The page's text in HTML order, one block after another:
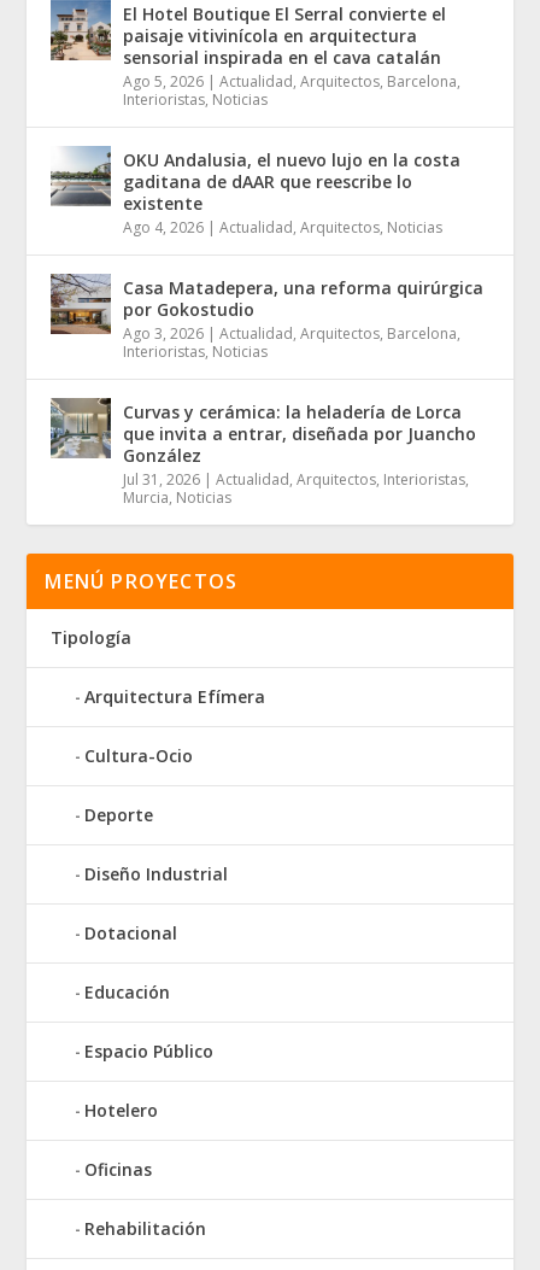
El Hotel Boutique El Serral convierte el
paisaje vitivinícola en arquitectura
sensorial inspirada en el cava catalán
Ago 5, 2026 |Actualidad,Arquitectos, Barcelona,
Interioristas, Noticias
OKU Andalusia, el nuevo lujo en la costa
gaditana de dAAR que reescribe lo
existente
Ago 4, 2026 |Actualidad,Arquitectos, Noticias
Casa Matadepera, una reforma quirúrgica
por Gokostudio
Ago 3, 2026 |Actualidad,Arquitectos, Barcelona,
Interioristas, Noticias
Curvas y cerámica: la heladería de Lorca
que invita a entrar, diseñada por Juancho
González
Jul 31, 2026 |Actualidad,Arquitectos, Interioristas,
Murcia, Noticias
MENÚ PROYECTOS
Tipología
Arquitectura Efímera
Cultura-Ocio
Deporte
Diseño Industrial
Dotacional
Educación
Espacio Público
Hotelero
Oficinas
Rehabilitación